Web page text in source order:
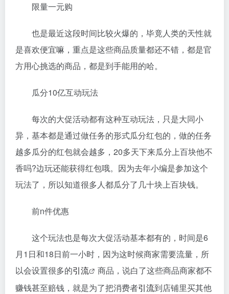
限量一元购
也是最近这段时间比较火爆的，毕竟人类的天性就
是喜欢便宜嘛，重点是这些商品质量都还不错，都是官
方用心挑选的商品，都是到手能用的哈。
瓜分10亿互动玩法
每次的大促活动都有这种互动玩法，只是大同小
异，基本都是通过做任务的形式瓜分红包的，做的任务
越多瓜分的红包就会越多，20多天下来瓜分上百块他不
香吗?边玩还能获得红包哦。因为去年小编是参加这个
玩法了，所以知道很多人都瓜分了几十块上百块钱。
前n件优惠
这个玩法也是每次大促活动基本都有的，时间是6
月1日和18日前一小时，因为这时候商家需要流量，所
以会设置很多的引流
商品，说白了这些商品商家都不
赚钱甚至赔钱，就是为了把消费者引流到店铺里买其他